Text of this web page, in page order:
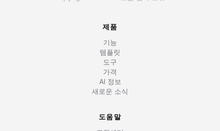
제품
기능
템플릿
도구
가격
AI 정보
새로운 소식
도움말